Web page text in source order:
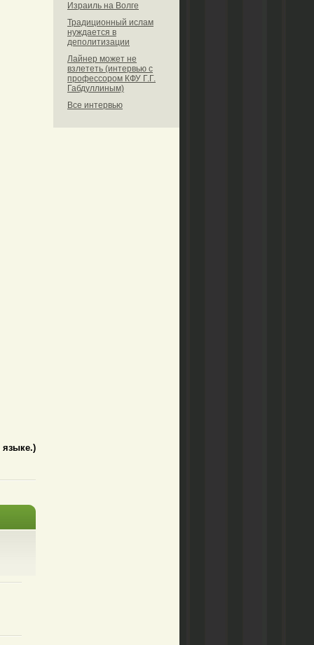
языке.)
Израиль на Волге
Традиционный ислам
нуждается в
деполитизации
Лайнер может не
взлететь (интервью с
профессором КФУ Г.Г.
Габдуллиным)
Все интервью